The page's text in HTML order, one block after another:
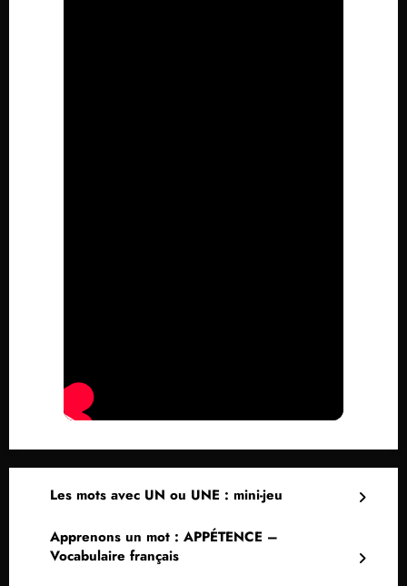
Les mots avec UN ou UNE : mini-jeu
Apprenons un mot : APPÉTENCE –
Vocabulaire français